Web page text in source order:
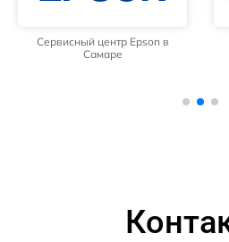
Сервисный центр Epson в
Самаре